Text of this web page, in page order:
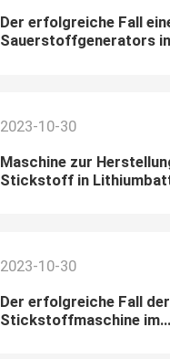
Der erfolgreiche Fall
Sauerstoffgenerators
2023-10-30
Maschine zur
Stickstoff in
2023-10-30
Der erfolgreiche Fall der
Stickstoffmaschine im